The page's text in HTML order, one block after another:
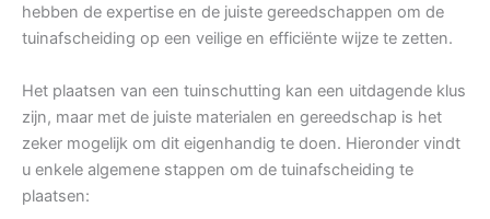
hebben de expertise en de juiste gereedschappen om de
tuinafscheiding op een veilige en efficiënte wijze te zetten.
Het plaatsen van een tuinschutting kan een uitdagende klus
zijn, maar met de juiste materialen en gereedschap is het
zeker mogelijk om dit eigenhandig te doen. Hieronder vindt
u enkele algemene stappen om de tuinafscheiding te
plaatsen: